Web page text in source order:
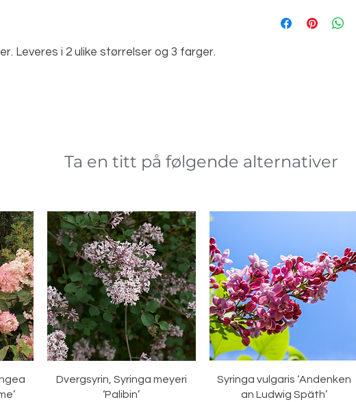
Leveres i 2 ulike størrelser og 3 farger.
Ta en titt på følgende alternativer
Hurtigvisning
Dvergsyrin, Syringa meyeri
‘Palibin’
Hurtigvisning
Syringa vulgaris ‘Andenken
an Ludwig Späth’